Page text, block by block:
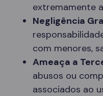
extremamente
Negligência
com menores,
Ameaça a
abusos ou
associados ao